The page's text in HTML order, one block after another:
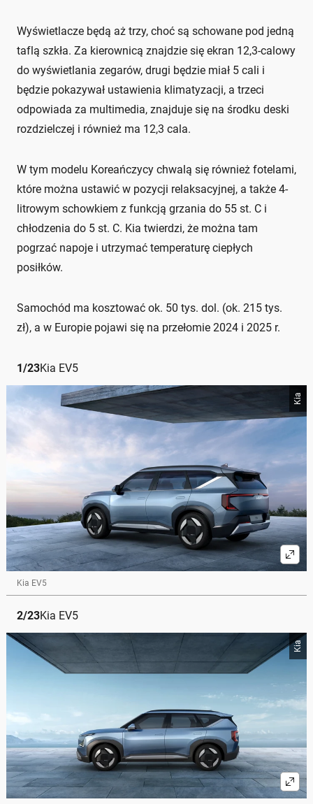
Wyświetlacze będą aż trzy, choć są schowane pod jedną
taflą szkła. Za kierownicą znajdzie się ekran 12,3-calowy
do wyświetlania zegarów, drugi będzie miał 5 cali i
będzie pokazywał ustawienia klimatyzacji, a trzeci
odpowiada za multimedia, znajduje się na środku deski
rozdzielczej i również ma 12,3 cala.
W tym modelu Koreańczycy chwalą się również fotelami,
które można ustawić w pozycji relaksacyjnej, a także 4-
litrowym schowkiem z funkcją grzania do 55 st. C i
chłodzenia do 5 st. C. Kia twierdzi, że można tam
pogrzać napoje i utrzymać temperaturę ciepłych
posiłków.
Samochód ma kosztować ok. 50 tys. dol. (ok. 215 tys.
zł), a w Europie pojawi się na przełomie 2024 i 2025 r.
1/23Kia EV5
Kia
Kia EV5
2/23Kia EV5
Kia